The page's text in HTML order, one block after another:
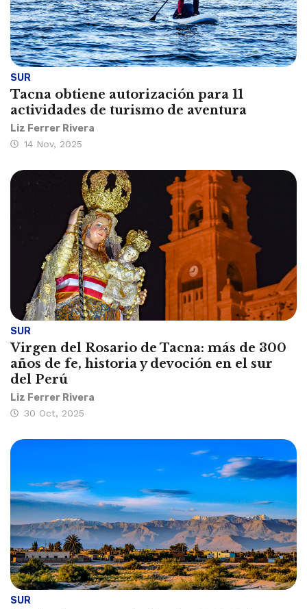
SUR
Tacna obtiene autorización para 11
actividades de turismo de aventura
Liz Ferrer Rivera
14 Nov, 2025
SUR
Virgen del Rosario de Tacna: más de 300
años de fe, historia y devoción en el sur
del Perú
Liz Ferrer Rivera
30 Oct, 2025
SUR